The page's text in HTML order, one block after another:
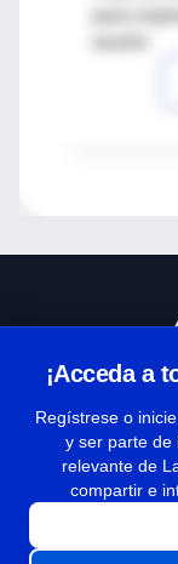
¡Acceda a
Regístrese o
y ser parte de
relevante de
compartir e
| Todos